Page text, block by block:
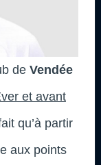
de Vendée
et avant
qu’à partir
aux points